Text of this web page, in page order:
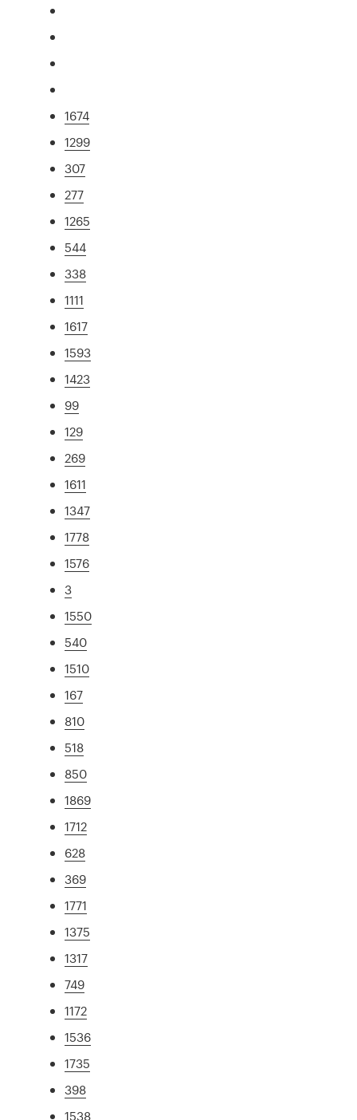
1674
1299
307
277
1265
544
338
1111
1617
1593
1423
99
129
269
1611
1347
1778
1576
3
1550
540
1510
167
810
518
850
1869
1712
628
369
1771
1375
1317
749
1172
1536
1735
398
1538